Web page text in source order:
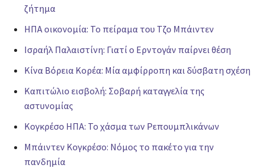
ζήτημα
ΗΠΑ οικονομία: Το πείραμα του Τζο Μπάιντεν
Ισραήλ Παλαιστίνη: Γιατί ο Ερντογάν παίρνει θέση
Κίνα Βόρεια Κορέα: Μία αμφίρροπη και δύσβατη σχέση
Καπιτώλιο εισβολή: Σοβαρή καταγγελία της
αστυνομίας
Κογκρέσο ΗΠΑ: Το χάσμα των Ρεπουμπλικάνων
Μπάιντεν Κογκρέσο: Νόμος το πακέτο για την
πανδημία